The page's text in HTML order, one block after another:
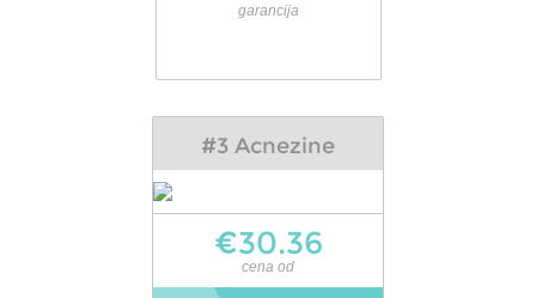
garancija
#3 Acnezine
€30.36
cena od